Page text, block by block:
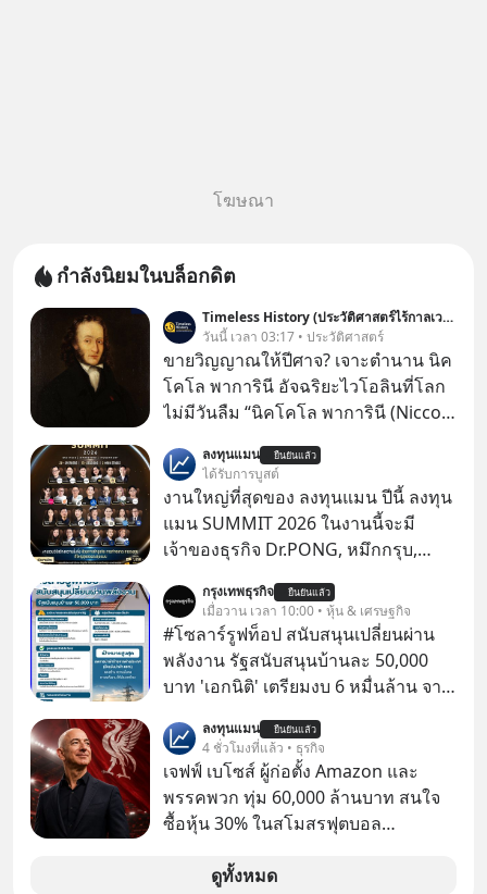
โฆษณา
กำลังนิยมในบล็อกดิต
Timeless History (ประวัติศาสตร์ไร้กาลเวลา)
วันนี้ เวลา 03:17 • ประวัติศาสตร์
ขายวิญญาณให้ปีศาจ? เจาะตำนาน นิค
โคโล พาการินี อัจฉริยะไวโอลินที่โลก
ไม่มีวันลืม “นิคโคโล พาการินี (Niccolò
อิตาลีที่มีชื่อเสียงที่สุดในสมัยศตวรรษที่
19 ผู้ทำให้ผู้ชมต้องตกตะลึงด้วยการ
แสดงที่ดูราวกับว่าเป็นไปไม่ได้ ทั้ง
ความเร็ว ความแม่นยำ เทคนิคอัน
แปลกใหม่ และการปรากฏตัวบนเวทีที่
ดึงดูดสายตาอย่างมีพลัง ซึ่งทั้งหมดนี้
วิเศษพิสดารเสียจนเริ่มมีข่าวลือสะพัด
ว่าพรสวรรค์ของเขานั้นมาจากพลัง
เหนือธรรมชาติ
ลงทุนแมน ยืนยันแล้ว
ได้รับการบูสต์
งานใหญ่ที่สุดของ ลงทุนแมน ปีนี้ ลงทุน
แมน SUMMIT 2026 ในงานนี้จะมี
เจ้าของธุรกิจ Dr.PONG, หมึกกรุบ,
Fastwork, MizuMi, KARMART, อิชิตัน
มาแชร์ความรู้การสร้างธุรกิจ
กรุงเทพธุรกิจ ยืนยันแล้ว
เมื่อวาน เวลา 10:00 • หุ้น & เศรษฐกิจ
#โซลาร์รูฟท็อป สนับสนุนเปลี่ยนผ่าน
พลังงาน รัฐสนับสนุนบ้านละ 50,000
บาท 'เอกนิติ' เตรียมงบ 6 หมื่นล้าน จาก
Rooftop’ อุดหนุน 5 หมื่นต่อครัวเรือน
ตั้งเป้า 5 แสน 1 ล้านครัวเรือน ดึงแบงก์
รัฐปล่อยกู้ดอกเบี้ยต่ำ
ลงทุนแมน ยืนยันแล้ว
4 ชั่วโมงที่แล้ว • ธุรกิจ
เจฟฟ์ เบโซส์ ผู้ก่อตั้ง Amazon และ
พรรคพวก ทุ่ม 60,000 ล้านบาท สนใจ
ซื้อหุ้น 30% ในสโมสรฟุตบอล
กลุ่มนักลงทุนที่มี เจฟฟ์ เบโซส์ (Jeff
ดูทั้งหมด